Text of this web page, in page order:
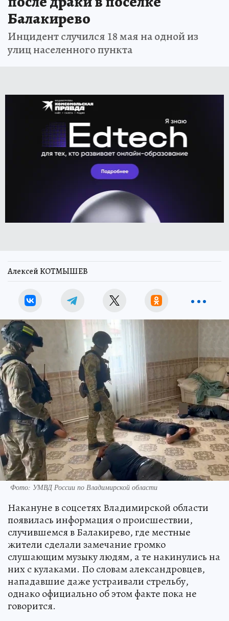
Балакирево
Инцидент случился 18 мая на одной из
улиц населенного пункта
Алексей КОТМЫШЕВ
Фото: УМВД России по Владимирской области
Накануне в соцсетях Владимирской области
появилась информация о происшествии,
случившемся в Балакирево, где местные
жители сделали замечание громко
слушающим музыку людям, а те накинулись на
них с кулаками. По словам александровцев,
нападавшие даже устраивали стрельбу,
однако официально об этом факте пока не
говорится.